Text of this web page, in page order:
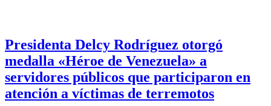
Presidenta Delcy Rodríguez otorgó
medalla «Héroe de Venezuela» a
servidores públicos que participaron en
atención a víctimas de terremotos